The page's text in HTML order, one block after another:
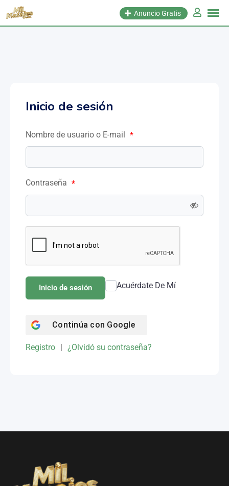
Anuncio Gratis
Inicio de sesión
Nombre de usuario o E-mail *
Contraseña *
Inicio de sesión Acuérdate De Mí
Continúa con Google
Registro | ¿Olvidó su contraseña?